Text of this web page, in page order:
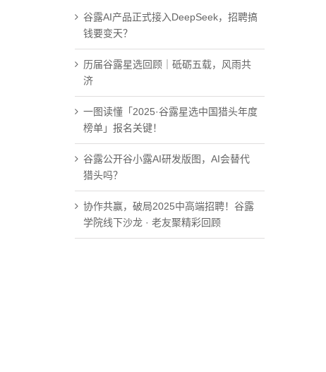
谷露AI产品正式接入DeepSeek，招聘搞
钱要变天？
历届谷露星选回顾｜砥砺五载，风雨共
济
一图读懂「2025·谷露星选中国猎头年度
榜单」报名关键！
谷露公开谷小露AI研发版图，AI会替代
猎头吗？
协作共赢，破局2025中高端招聘！谷露
学院线下沙龙 · 老友聚精彩回顾